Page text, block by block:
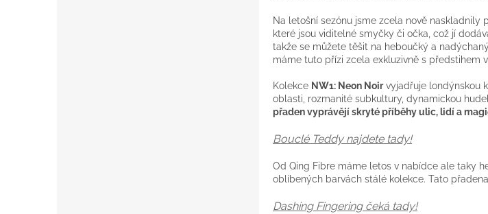
Na letošní sezónu jsme zcela nově naskladnily
které jsou viditelné smyčky či očka, což jí
takže se můžete těšit na heboučký a
máme tuto přízi zcela exkluzivně s předstihem
Kolekce NW1: Neon Noirvyjadřuje londýnskou
oblasti, rozmanité subkultury, dynamickou
přaden vyprávějí skryté příběhy ulic, lidí a
Bouclé Teddy najdete tady!
Od Qing Fibre máme letos v nabídce ale taky
oblíbených barvách stálé kolekce. Tato
Dashing Fingering čeká tady!